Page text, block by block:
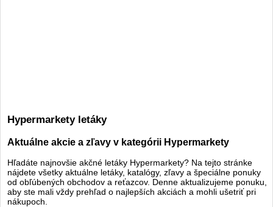
Hypermarkety letáky
Aktuálne akcie a zľavy v kategórii Hypermarkety
Hľadáte najnovšie akčné letáky Hypermarkety? Na tejto stránke
nájdete všetky aktuálne letáky, katalógy, zľavy a špeciálne ponuky
od obľúbených obchodov a reťazcov. Denne aktualizujeme ponuku,
aby ste mali vždy prehľad o najlepších akciách a mohli ušetriť pri
nákupoch.